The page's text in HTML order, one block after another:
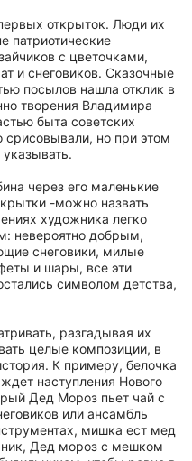
открыток. Люди их
патриотические
с цветочками,
и снеговиков. Сказочные
посылов нашла отклик в
творения Владимира
быта советских
срисовывали, но при этом
через его маленькие
-можно назвать
художника легко
невероятно добрым,
снеговики, милые
и шары, все эти
символом детства,
разгадывая их
целые композиции, в
К примеру, белочка
наступления Нового
Дед Мороз пьет чай с
или ансамбль
мишка ест мед
Дед мороз с мешком